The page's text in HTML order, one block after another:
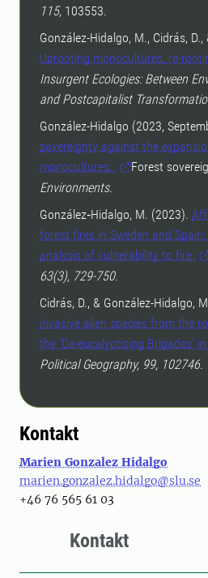
115, 103553.
González-Hidalgo, M., Cidrás,
Uprooting monocultures, re-
Insurgent Ecologies: Between
and Postcapitalist
González-Hidalgo (2023,
sovereignty against the
monocultures.
Forest
Environments.
González‐Hidalgo, M. (2023).
forest fires in Sweden and
analysis of vulnerability to fire.
63(3), 729-750.
Cidrás, D., & González-Hidalgo,
invasive alien species from the
the ‘De-eucalyptising Brigades’
Political Geography, 99, 102746.
Kontakt
Marien Gonzalez Hidalgo
marien.gonzalez.hidalgo@slu.se
+46 76 565 61 03
Kontakt